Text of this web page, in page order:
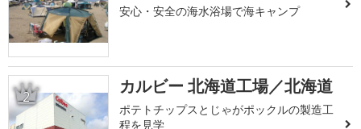
安心・安全の海水浴場で海キャンプ
2 カルビー 北海道工場／北海道
ポテトチップスとじゃがポックルの製造工
程を見学